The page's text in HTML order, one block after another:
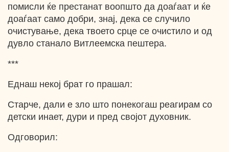
помисли ќе престанат воопшто да доаѓаат и ќе
доаѓаат само добри, знај, дека се случило
очистување, дека твоето срце се очистило и од
дувло станало Витлеемска пештера.
***
Еднаш некој брат го прашал:
Старче, дали е зло што понекогаш реагирам со
детски инает, дури и пред својот духовник.
Одговорил: